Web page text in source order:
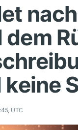
dem
UTC